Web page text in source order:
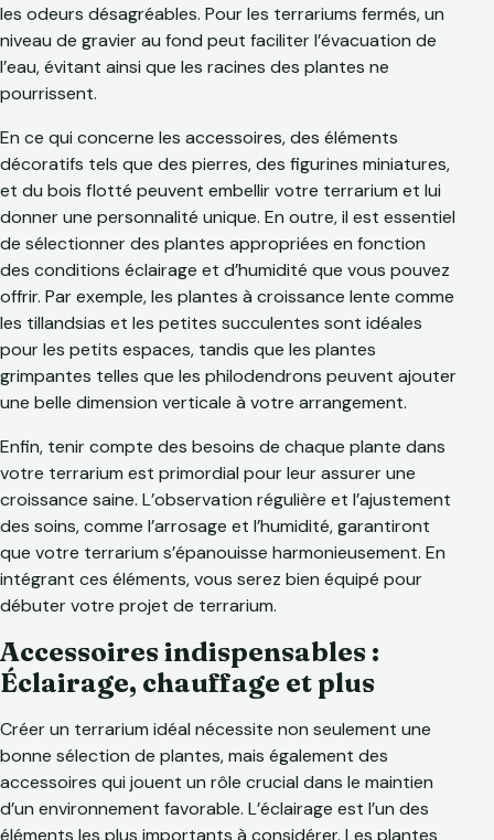
les odeurs désagréables. Pour les terrariums fermés, un
niveau de gravier au fond peut faciliter l’évacuation de
l’eau, évitant ainsi que les racines des plantes ne
pourrissent.
En ce qui concerne les accessoires, des éléments
décoratifs tels que des pierres, des figurines miniatures,
et du bois flotté peuvent embellir votre terrarium et lui
donner une personnalité unique. En outre, il est essentiel
de sélectionner des plantes appropriées en fonction
des conditions éclairage et d’humidité que vous pouvez
offrir. Par exemple, les plantes à croissance lente comme
les tillandsias et les petites succulentes sont idéales
pour les petits espaces, tandis que les plantes
grimpantes telles que les philodendrons peuvent ajouter
une belle dimension verticale à votre arrangement.
Enfin, tenir compte des besoins de chaque plante dans
votre terrarium est primordial pour leur assurer une
croissance saine. L’observation régulière et l’ajustement
des soins, comme l’arrosage et l’humidité, garantiront
que votre terrarium s’épanouisse harmonieusement. En
intégrant ces éléments, vous serez bien équipé pour
débuter votre projet de terrarium.
Accessoires indispensables :
Éclairage, chauffage et plus
Créer un terrarium idéal nécessite non seulement une
bonne sélection de plantes, mais également des
accessoires qui jouent un rôle crucial dans le maintien
d’un environnement favorable. L’éclairage est l’un des
éléments les plus importants à considérer. Les plantes